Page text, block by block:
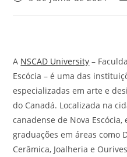
A NSCAD University –
Escócia – é uma das
especializadas em arte e
do Canadá. Localizada na
canadense de Nova
graduações em áreas como
Cerâmica, Joalheria e